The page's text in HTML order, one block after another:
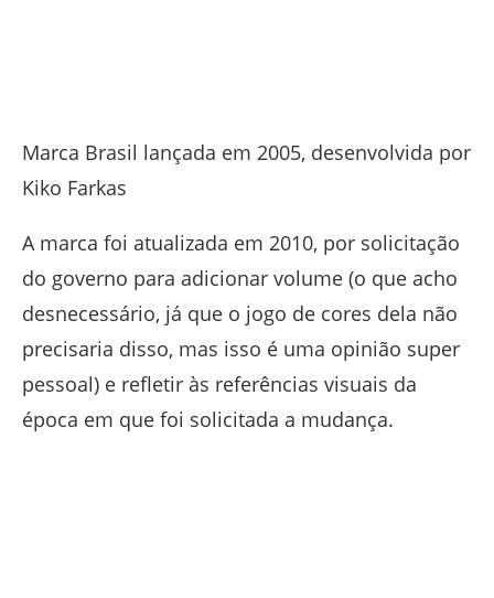
Marca Brasil lançada em 2005, desenvolvida por
Kiko Farkas
A marca foi atualizada em 2010, por solicitação
do governo para adicionar volume (o que acho
desnecessário, já que o jogo de cores dela não
precisaria disso, mas isso é uma opinião super
pessoal) e refletir às referências visuais da
época em que foi solicitada a mudança.